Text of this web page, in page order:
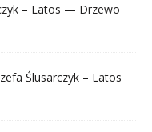
– Latos — Drzewo
Ślusarczyk – Latos